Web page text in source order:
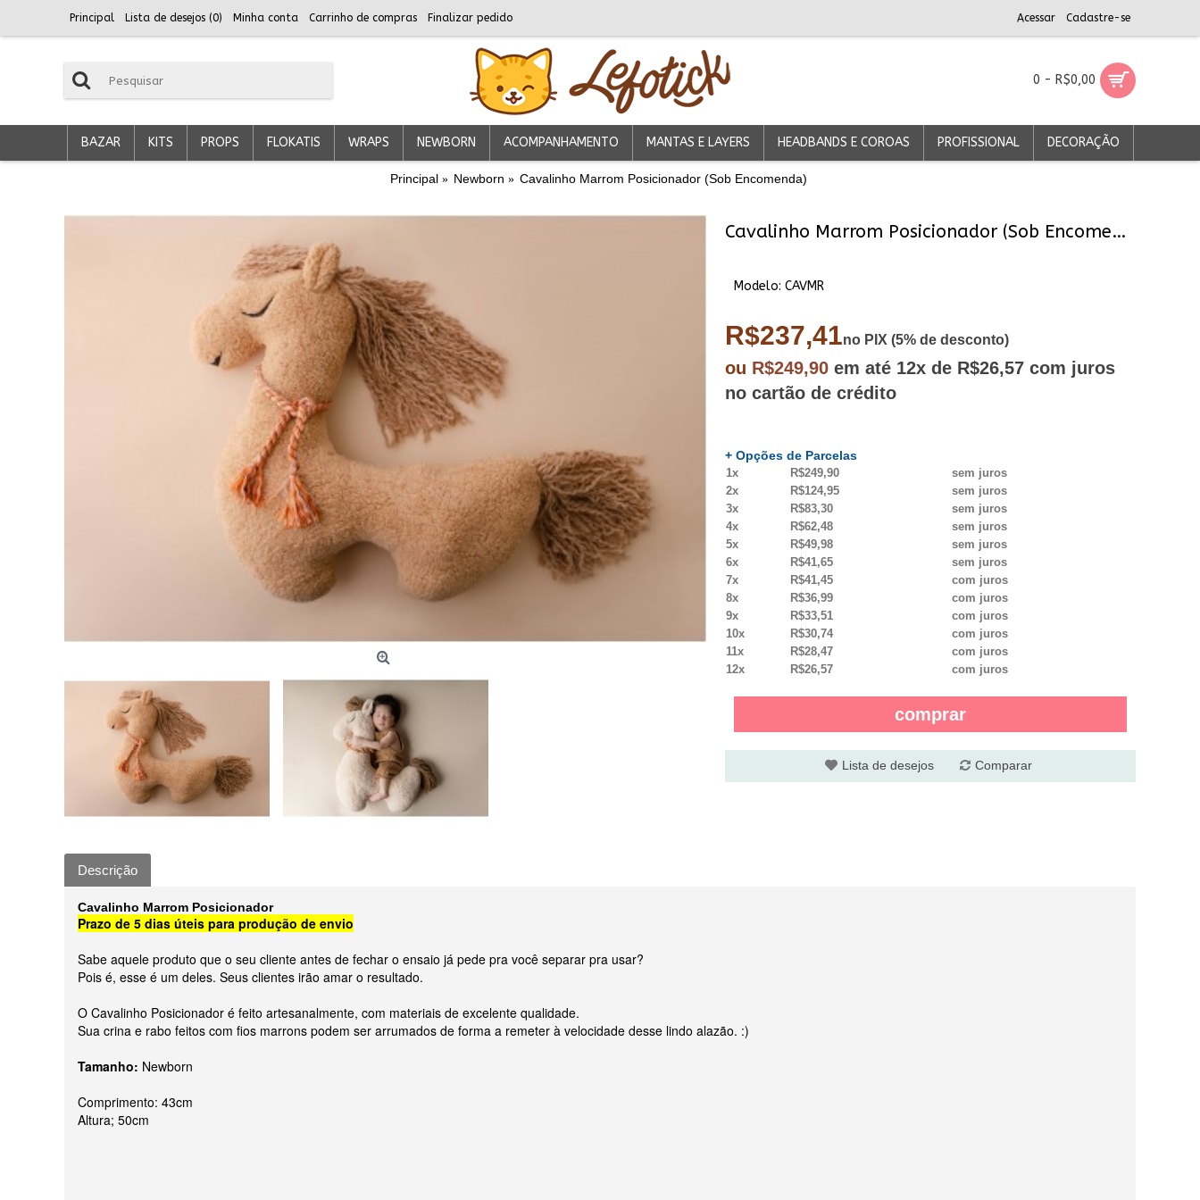
Principal Lista de desejos (0) Minha conta Carrinho de compras Finalizar pedido Acessar Cadastre-se
0 - R$0,00
BAZAR KITS PROPS FLOKATIS WRAPS NEWBORN ACOMPANHAMENTO MANTAS E LAYERS HEADBANDS E COROAS PROFISSIONAL DECORAÇÃO
Principal Newborn Cavalinho Marrom Posicionador (Sob Encomenda)
Cavalinho Marrom Posicionador (Sob Encomenda)
Modelo: CAVMR
R$237,41no PIX (5% de desconto)
ou R$249,90 em até 12x de R$26,57 com juros
no cartão de crédito
+ Opções de Parcelas
1x R$249,90
sem juros
2x
R$124,95
sem juros
3x
R$83,30
sem juros
4x
R$62,48
sem juros
5x
R$49,98
sem juros
6x
R$41,65
sem juros
7x
R$41,45
com juros
8x
R$36,99
com juros
9x
R$33,51
com juros
10x
R$30,74
com juros
11x
R$28,47
com juros
12x
R$26,57 com juros
comprar
Lista de desejos Comparar
Descrição
Cavalinho Marrom Posicionador
Prazo de 5 dias úteis para produção de envio
Sabe aquele produto que o seu cliente antes de fechar o ensaio já pede pra você separar pra usar?
Pois é, esse é um deles. Seus clientes irão amar o resultado.
O Cavalinho Posicionador é feito artesanalmente, com materiais de excelente qualidade.
Sua crina e rabo feitos com fios marrons podem ser arrumados de forma a remeter à velocidade desse lindo alazão. :)
Tamanho: Newborn
Comprimento: 43cm
Altura; 50cm